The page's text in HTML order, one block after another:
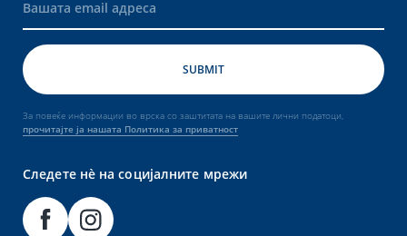
За повеќе информации во врска со заштитата на вашите лични податоци,
прочитајте ја нашата Политика за приватност
Следете нè на социјалните мрежи